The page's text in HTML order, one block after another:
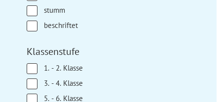
stumm
beschriftet
Klassenstufe
1. - 2. Klasse
3. - 4. Klasse
5. - 6. Klasse